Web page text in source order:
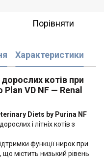
Порівняти
Характеристики
котів при
Plan VD NF — Renal
Diets by Purina NF
і літніх котів з
функції нирок при
що містить низький рівень